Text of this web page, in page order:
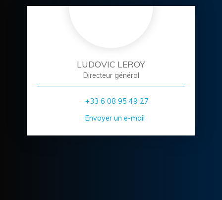
LUDOVIC LEROY
Directeur général
+33 6 08 95 49 27
Envoyer un e-mail